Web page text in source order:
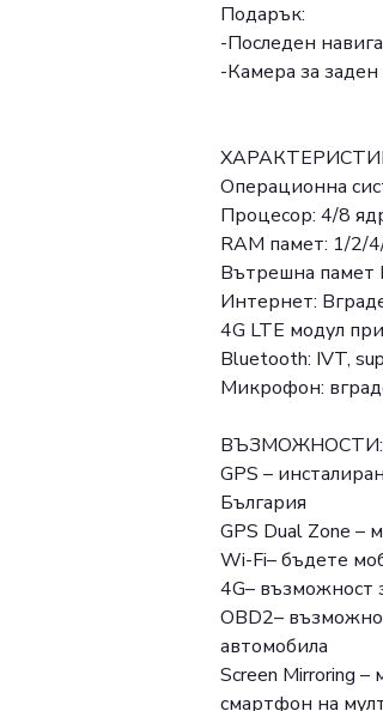
Подарък:
-Последен
-Камера за
Операционна
Процесор: 4/8
RAM памет: 1/2/
Вътрешна памет
Интернет:
4G LTE модул
Bluetooth: IVT,
Микрофон:
ВЪЗМОЖНОСТИ:
GPS –
България
GPS Dual Zone –
Wi-Fi– бъдете
4G– възможност
OBD2–
автомобила
Screen Mirroring
смартфон на